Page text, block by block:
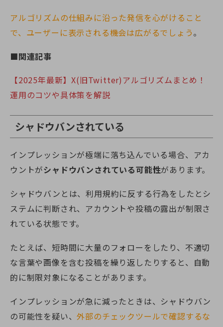
アルゴリズムの仕組みに沿った発信を心がけること
で、ユーザーに表示される機会は広がるでしょう。
■関連記事
【2025年最新】X(旧Twitter)アルゴリズムまとめ！
運用のコツや具体策を解説
シャドウバンされている
インプレッションが極端に落ち込んでいる場合、アカ
ウントがシャドウバンされている可能性があります。
シャドウバンとは、利用規約に反する行為をしたとシ
ステムに判断され、アカウントや投稿の露出が制限さ
れている状態です。
たとえば、短時間に大量のフォローをしたり、不適切
な言葉や画像を含む投稿を繰り返したりすると、自動
的に制限対象になることがあります。
インプレッションが急に減ったときは、シャドウバン
の可能性を疑い、外部のチェックツールで確認するな